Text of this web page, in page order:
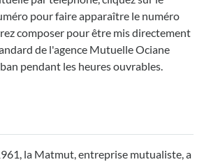
pour faire apparaître le numéro
composer pour être mis directement
de l'agence Mutuelle Ociane
pendant les heures ouvrables.
la Matmut, entreprise mutualiste, a